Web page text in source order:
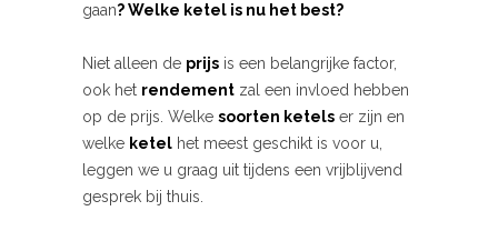
gaan? Welke ketel is nu het best?
Niet alleen de prijs is een belangrijke factor,
ook het rendement zal een invloed hebben
op de prijs. Welke soorten ketels er zijn en
welke ketel het meest geschikt is voor u,
leggen we u graag uit tijdens een vrijblijvend
gesprek bij thuis.